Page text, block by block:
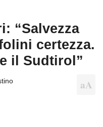
“Salvezza
certezza.
il Sudtirol”